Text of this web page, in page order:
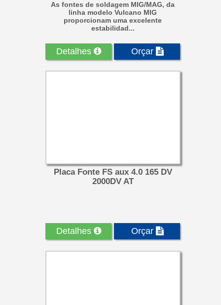
As fontes de soldagem MIG/MAG, da
linha modelo Vulcano MIG
proporcionam uma excelente
estabilidad...
Detalhes Orçar
Placa Fonte FS aux 4.0 165 DV
2000DV AT
Detalhes Orçar